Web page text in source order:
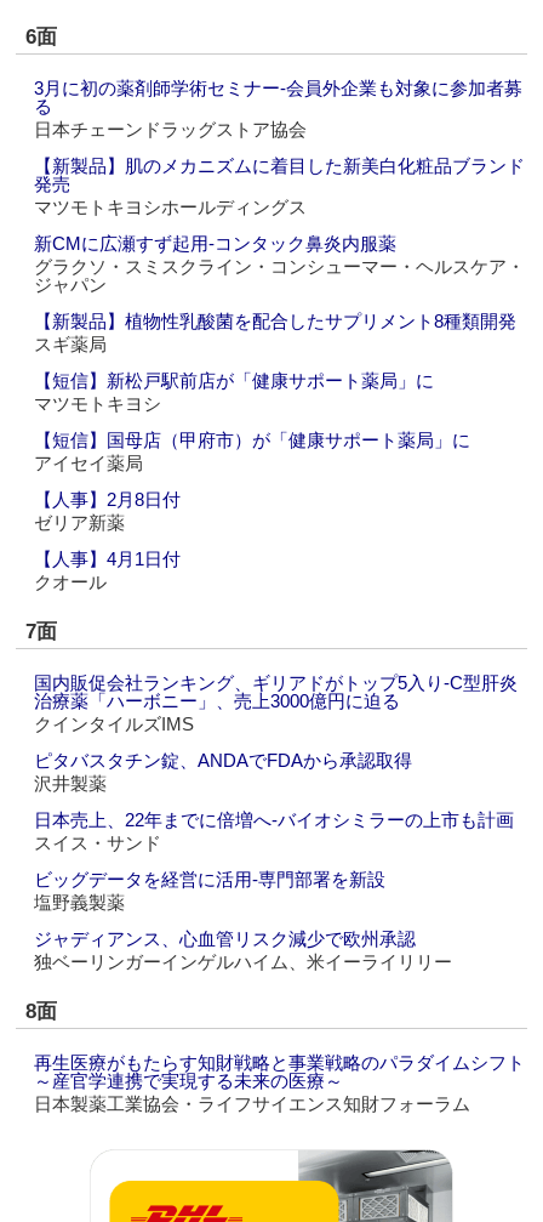
6面
3月に初の薬剤師学術セミナー‐会員外企業も対象に参加者募
る
日本チェーンドラッグストア協会
【新製品】肌のメカニズムに着目した新美白化粧品ブランド
発売
マツモトキヨシホールディングス
新CMに広瀬すず起用‐コンタック鼻炎内服薬
グラクソ・スミスクライン・コンシューマー・ヘルスケア・
ジャパン
【新製品】植物性乳酸菌を配合したサプリメント8種類開発
スギ薬局
【短信】新松戸駅前店が「健康サポート薬局」に
マツモトキヨシ
【短信】国母店（甲府市）が「健康サポート薬局」に
アイセイ薬局
【人事】2月8日付
ゼリア新薬
【人事】4月1日付
クオール
7面
国内販促会社ランキング、ギリアドがトップ5入り‐C型肝炎
治療薬「ハーボニー」、売上3000億円に迫る
クインタイルズIMS
ピタバスタチン錠、ANDAでFDAから承認取得
沢井製薬
日本売上、22年までに倍増へ‐バイオシミラーの上市も計画
スイス・サンド
ビッグデータを経営に活用‐専門部署を新設
塩野義製薬
ジャディアンス、心血管リスク減少で欧州承認
独ベーリンガーインゲルハイム、米イーライリリー
8面
再生医療がもたらす知財戦略と事業戦略のパラダイムシフト
～産官学連携で実現する未来の医療～
日本製薬工業協会・ライフサイエンス知財フォーラム